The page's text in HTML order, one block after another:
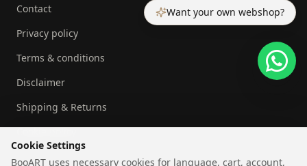
Want your own webshop?
Contact
Privacy policy
Terms & conditions
Disclaimer
Shipping & Returns
Cookie policy
Cookie Settings
BooART uses necessary cookies for language, cart, account,